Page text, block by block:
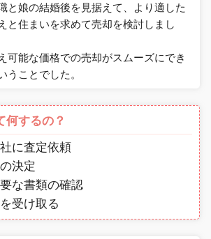
と娘の結婚後を見据えて、より適した
と住まいを求めて売却を検討しまし
可能な価格での売却がスムーズにでき
うことでした。
何するの？
に査定依頼
決定
な書類の確認
受け取る